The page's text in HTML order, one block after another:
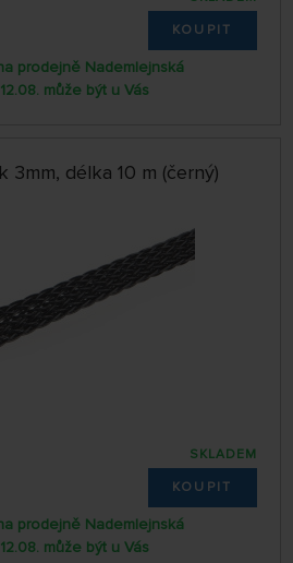
KOUPIT
prodejně Nademlejnská
může být u Vás
3mm, délka 10 m (černý)
SKLADEM
KOUPIT
prodejně Nademlejnská
může být u Vás